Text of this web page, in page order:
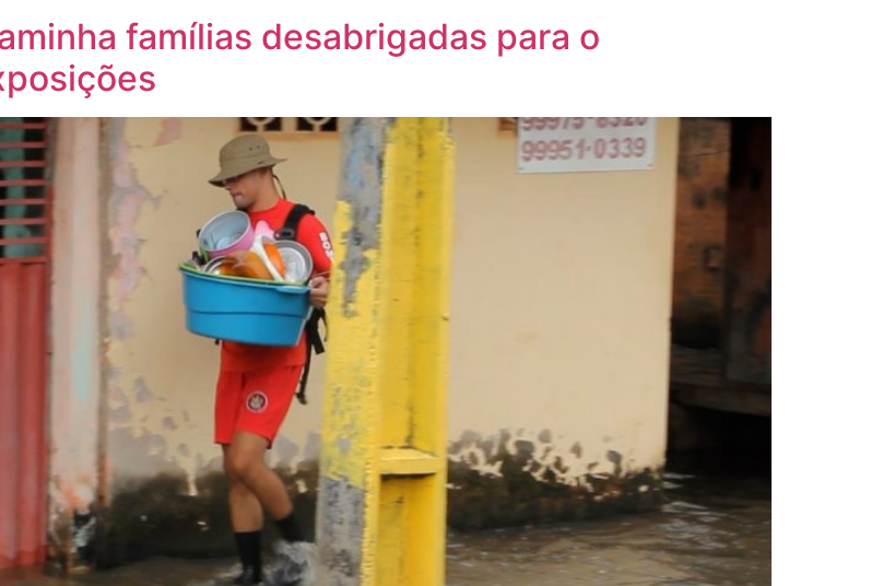
famílias desabrigadas para o